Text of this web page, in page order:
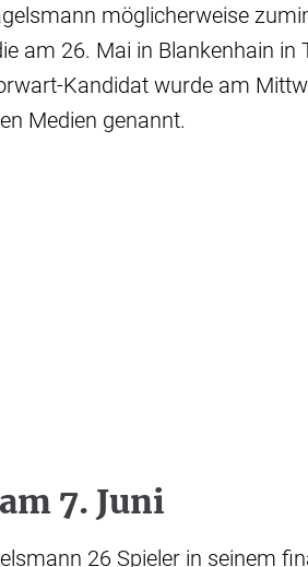
möglicherweise
am 26. Mai in Blankenhain in
Kandidat wurde am
Medien genannt.
7. Juni
26 Spieler in seinem